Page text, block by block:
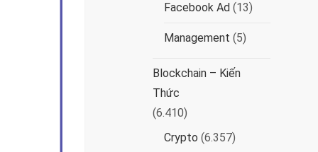
Facebook Ad (13)
Management (5)
Blockchain – Kiến
Thức
(6.410)
Crypto (6.357)